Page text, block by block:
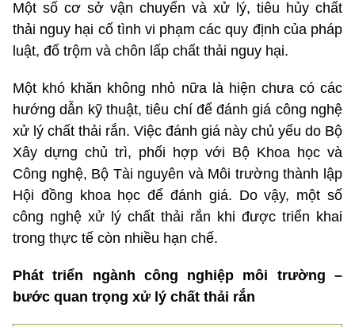
Một số cơ sở vận chuyển và xử lý, tiêu hủy chất
thải nguy hại cố tình vi phạm các quy định của pháp
luật, đổ trộm và chôn lấp chất thải nguy hại.
Một khó khăn không nhỏ nữa là hiện chưa có các
hướng dẫn kỹ thuật, tiêu chí để đánh giá công nghệ
xử lý chất thải rắn. Việc đánh giá này chủ yếu do Bộ
Xây dựng chủ trì, phối hợp với Bộ Khoa học và
Công nghệ, Bộ Tài nguyên và Môi trường thành lập
Hội đồng khoa học để đánh giá. Do vậy, một số
công nghệ xử lý chất thải rắn khi được triển khai
trong thực tế còn nhiều hạn chế.
Phát triển ngành công nghiệp môi trường –
bước quan trọng xử lý chất thải rắn